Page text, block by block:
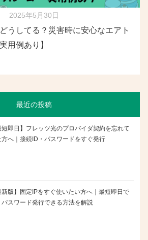
2025年5月30日
うしてる？災害時に安心なエアト
用例あり】
最近の投稿
短即日】フレッツ光のプロバイダ契約を忘れて
方へ｜接続ID・パスワードをすぐ発行
新版】固定IPをすぐ使いたい方へ｜最短即日で
パスワード発行できる方法を解説